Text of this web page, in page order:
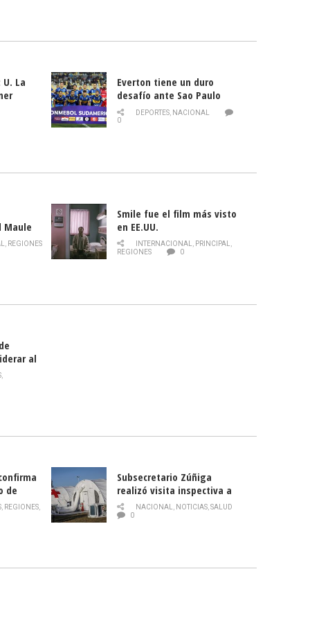
La
Everton tiene un duro
desafío ante Sao Paulo
DEPORTES, NACIONAL
0
Maule
de la
, REGIONES
Smile fue el film más visto
en EE.UU.
INTERNACIONAL, PRINCIPAL,
REGIONES
0
al
,
de
, REGIONES,
Subsecretario Zúñiga
realizó visita inspectiva a
Hospital Modular Sótero del
Río
NACIONAL, NOTICIAS,SALUD
0